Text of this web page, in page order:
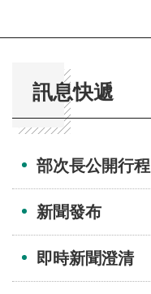
訊息快遞
部次長公開行程
新聞發布
即時新聞澄清